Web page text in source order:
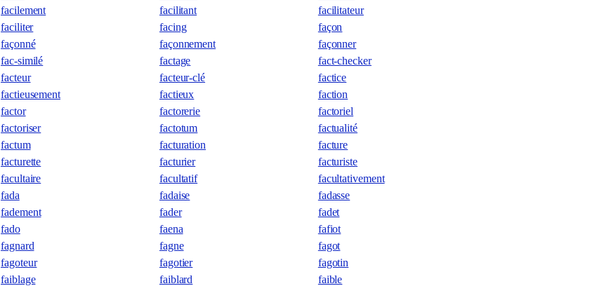
facilement facilitant
facilitateur
faciliter facing
façon
façonné façonnement
façonner
fac-similé factage
fact-checker
facteur facteur-clé
factice
factieusement factieux
faction
factor factorerie
factoriel
factoriser factotum
factualité
factum facturation
facture
facturette facturier
facturiste
facultaire facultatif
facultativement
fada fadaise
fadasse
fadement fader
fadet
fado faena
fafiot
fagnard fagne
fagot
fagoteur fagotier
fagotin
faiblage faiblard
faible